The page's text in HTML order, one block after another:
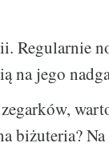
Regularnie
na jego
biżuteria? Na